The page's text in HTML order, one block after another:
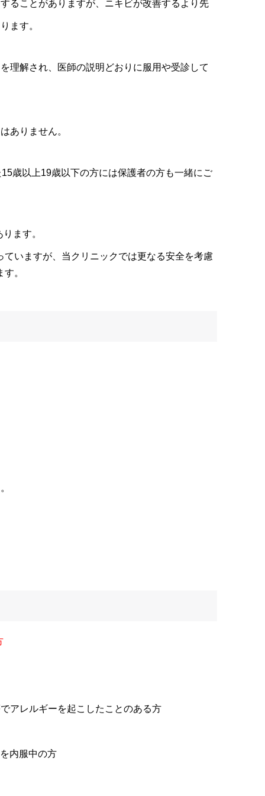
ることがありますが、ニキビが改善するより先
ます。
理解され、医師の説明どおりに服用や受診して
ありません。
歳以上19歳以下の方には保護者の方も一緒にご
ます。
いますが、当クリニックでは更なる安全を考慮
。
アレルギーを起こしたことのある方
内服中の方